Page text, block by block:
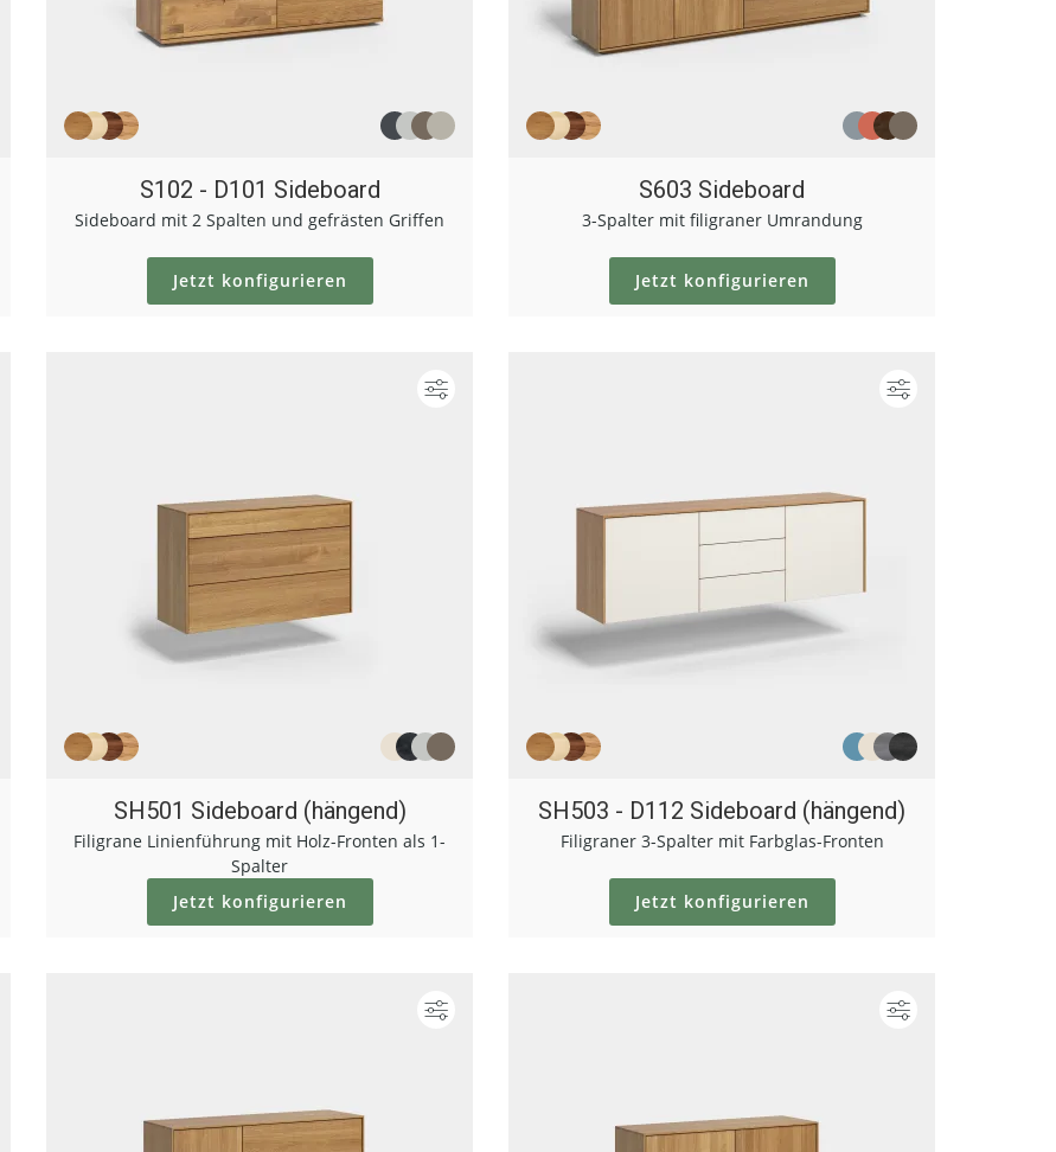
S102 - D101 Sideboard
Sideboard mit 2 Spalten und gefrästen Griffen
Jetzt konfigurieren
S603 Sideboard
3-Spalter mit filigraner Umrandung
Jetzt konfigurieren
SH501 Sideboard (hängend)
Filigrane Linienführung mit Holz-Fronten als 1-
Spalter
Jetzt konfigurieren
SH503 - D112 Sideboard (hängend)
Filigraner 3-Spalter mit Farbglas-Fronten
Jetzt konfigurieren